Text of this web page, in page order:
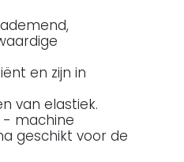
en zijn in
van elastiek.
- machine
geschikt voor de